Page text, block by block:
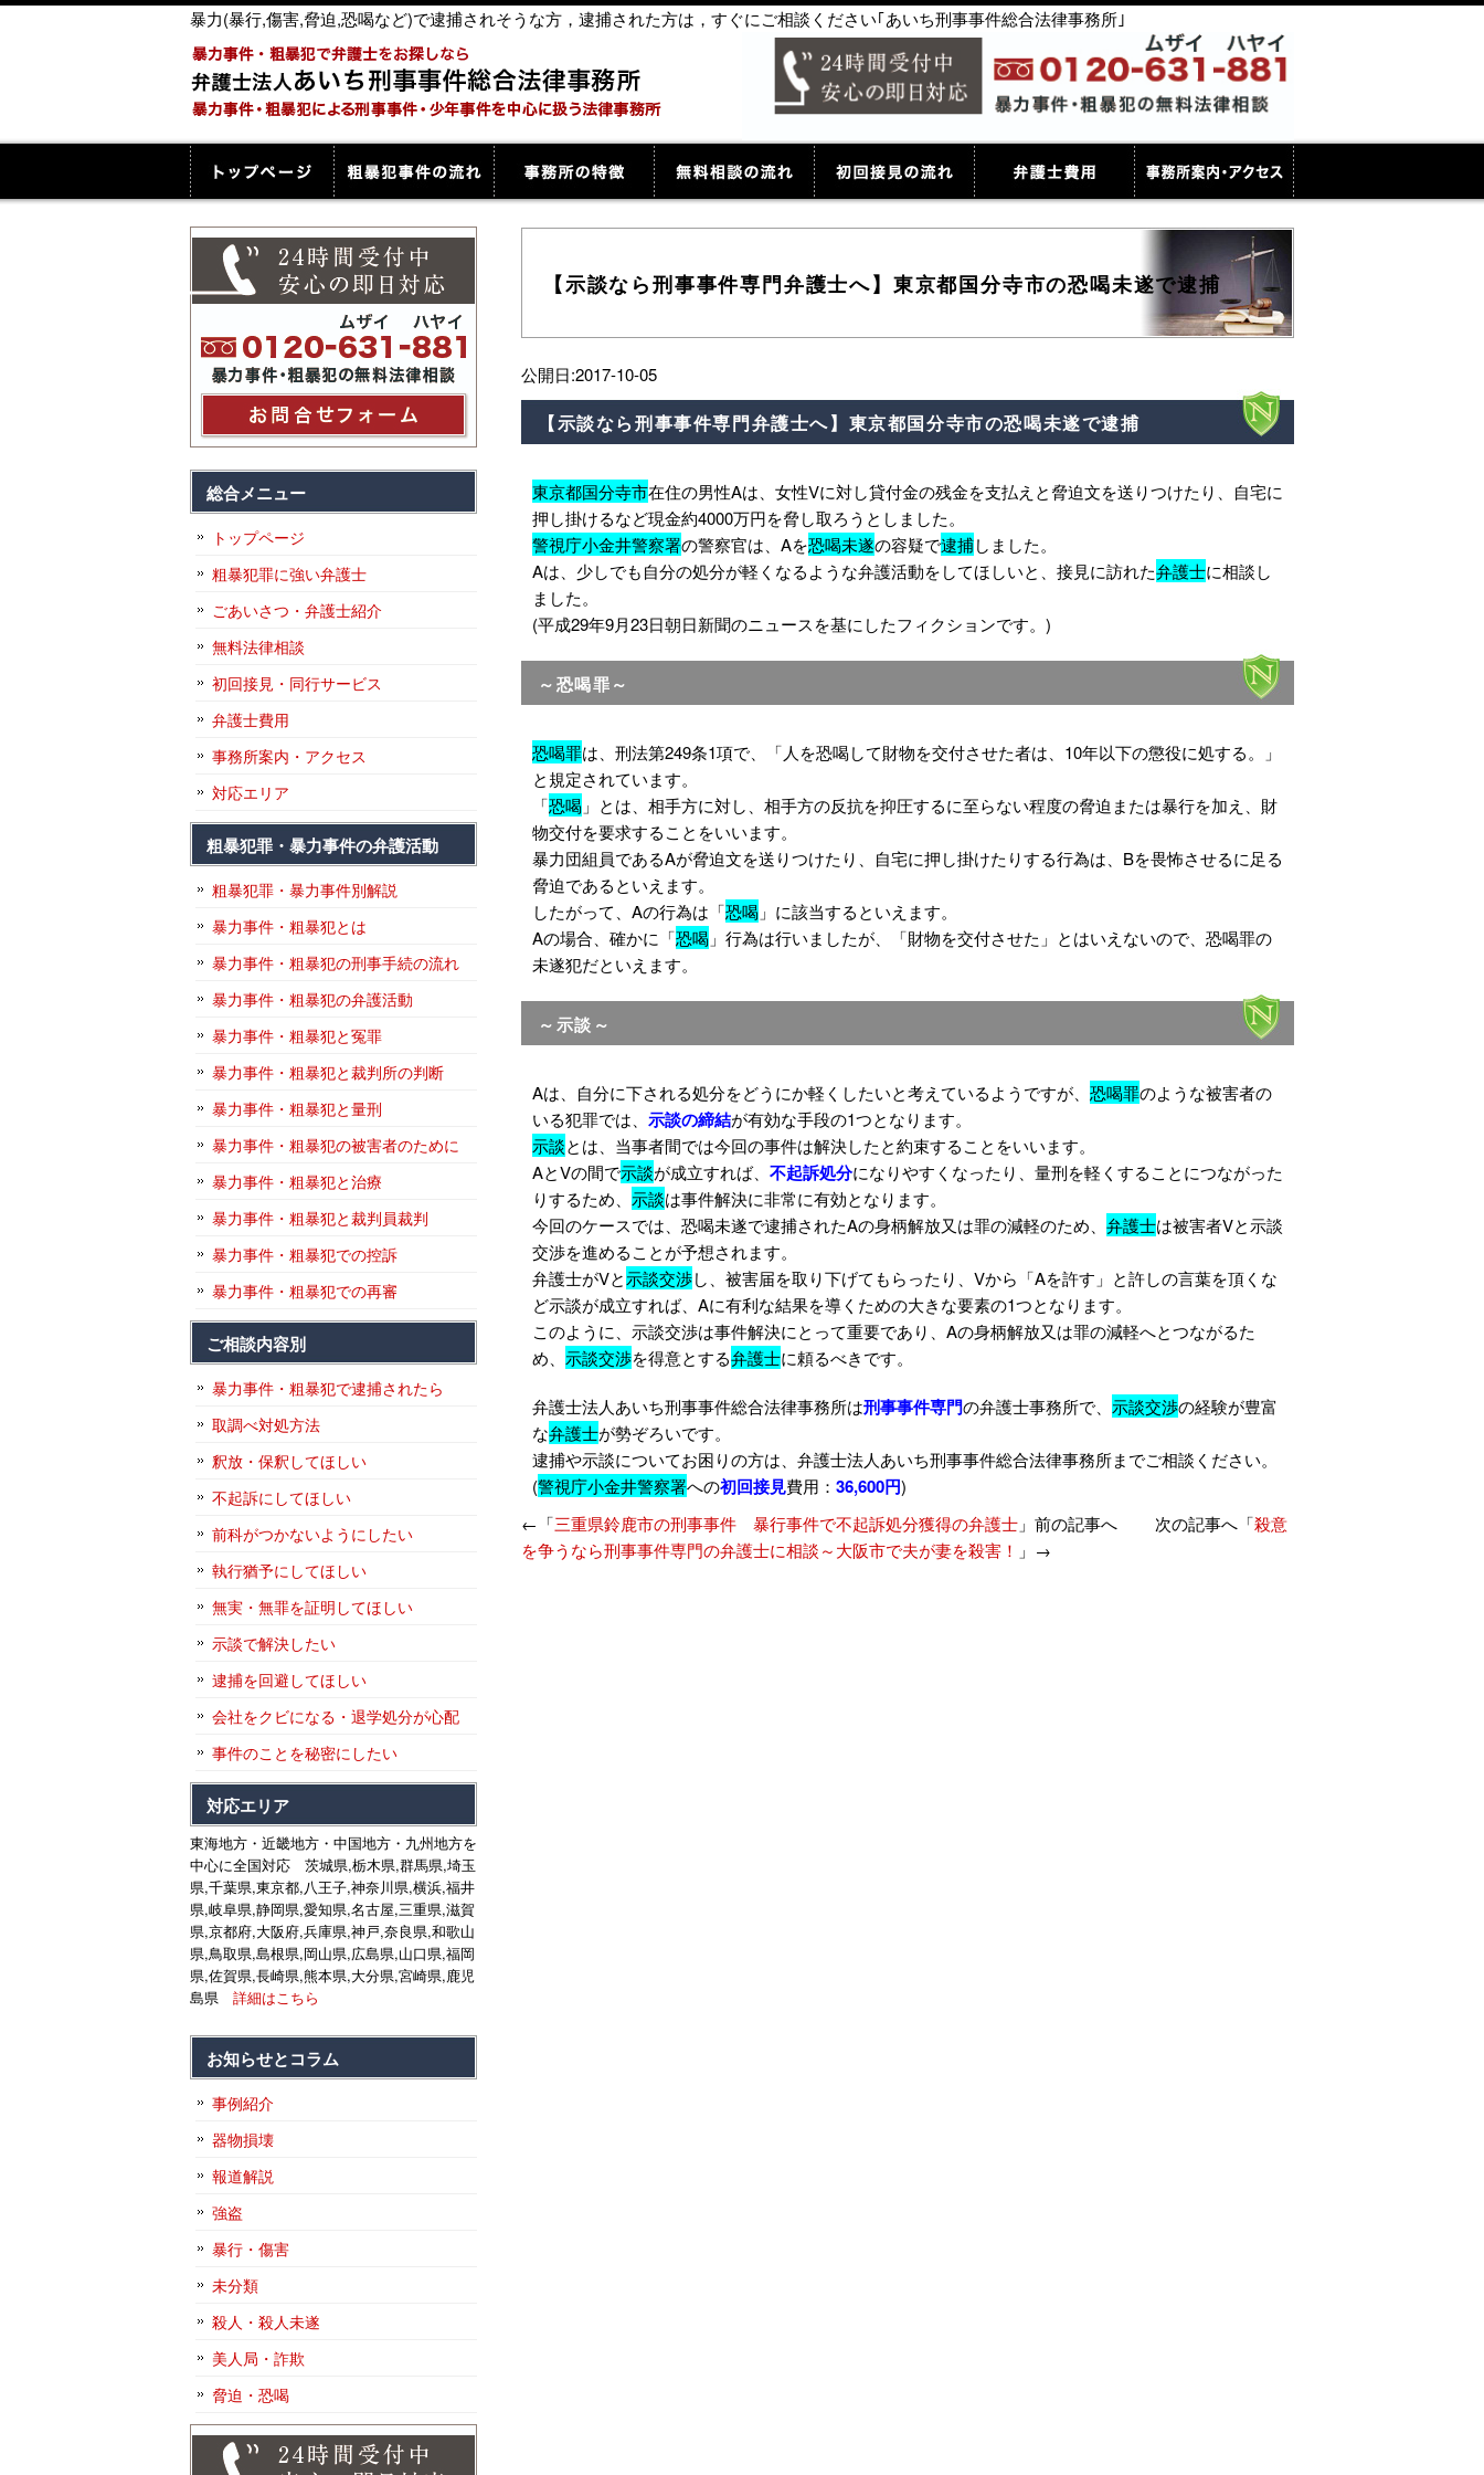
暴力(暴行,傷害,脅迫,恐喝など)で逮捕されそうな方，逮捕された方は，すぐにご相談ください｢あいち刑事事件総合法律事務所｣
【示談なら刑事事件専門弁護士へ】東京都国分寺市の恐喝未遂で逮捕
公開日:2017-10-05
【示談なら刑事事件専門弁護士へ】東京都国分寺市の恐喝未遂で逮捕
東京都国分寺市在住の男性Aは、女性Vに対し貸付金の残金を支払えと脅迫文を送りつけたり、自宅に
押し掛けるなど現金約4000万円を脅し取ろうとしました。
警視庁小金井警察署の警察官は、Aを恐喝未遂の容疑で逮捕しました。
Aは、少しでも自分の処分が軽くなるような弁護活動をしてほしいと、接見に訪れた弁護士に相談し
ました。
(平成29年9月23日朝日新聞のニュースを基にしたフィクションです。)
～恐喝罪～
恐喝罪は、刑法第249条1項で、「人を恐喝して財物を交付させた者は、10年以下の懲役に処する。」
と規定されています。
「恐喝 」とは、相手方に対し、相手方の反抗を抑圧するに至らない程度の脅迫または暴行を加え、財
物交付を要求することをいいます。
暴力団組員であるAが脅迫文を送りつけたり、自宅に押し掛けたりする行為は、Bを畏怖させるに足る
脅迫であるといえます。
したがって、Aの行為は「恐喝 」に該当するといえます。
Aの場合、確かに「恐喝 」行為は行いましたが、「財物を交付させた」とはいえないので、恐喝罪の
未遂犯だといえます。
～示談～
Aは、自分に下される処分をどうにか軽くしたいと考えているようですが、 恐喝罪のような被害者の
いる犯罪では、 示談の締結が有効な手段の1つとなります。
示談とは、当事者間では今回の事件は解決したと約束することをいいます。
AとVの間で示談が成立すれば、 不起訴処分になりやすくなったり、量刑を軽くすることにつながった
りするため、 示談は事件解決に非常に有効となります。
今回のケースでは、恐喝未遂で逮捕されたAの身柄解放又は罪の減軽のため、 弁護士は被害者Vと示談
交渉を進めることが予想されます。
弁護士がVと示談交渉し、被害届を取り下げてもらったり、Vから「Aを許す」と許しの言葉を頂くな
ど示談が成立すれば、Aに有利な結果を導くための大きな要素の1つとなります。
このように、示談交渉は事件解決にとって重要であり、Aの身柄解放又は罪の減軽へとつながるた
め、 示談交渉を得意とする弁護士に頼るべきです。
弁護士法人あいち刑事事件総合法律事務所は刑事事件専門の弁護士事務所で、 示談交渉の経験が豊富
な弁護士が勢ぞろいです。
逮捕や示談についてお困りの方は、弁護士法人あいち刑事事件総合法律事務所までご相談ください。
(警視庁小金井警察署への初回接見費用： 36,600円)
←「三重県鈴鹿市の刑事事件 暴行事件で不起訴処分獲得の弁護士 」前の記事へ 次の記事へ「殺意
を争うなら刑事事件専門の弁護士に相談～大阪市で夫が妻を殺害！ 」→
総合メニュー
トップページ
粗暴犯罪に強い弁護士
ごあいさつ・弁護士紹介
無料法律相談
初回接見・同行サービス
弁護士費用
事務所案内・アクセス
対応エリア
粗暴犯罪・暴力事件の弁護活動
粗暴犯罪・暴力事件別解説
暴力事件・粗暴犯とは
暴力事件・粗暴犯の刑事手続の流れ
暴力事件・粗暴犯の弁護活動
暴力事件・粗暴犯と冤罪
暴力事件・粗暴犯と裁判所の判断
暴力事件・粗暴犯と量刑
暴力事件・粗暴犯の被害者のために
暴力事件・粗暴犯と治療
暴力事件・粗暴犯と裁判員裁判
暴力事件・粗暴犯での控訴
暴力事件・粗暴犯での再審
ご相談内容別
暴力事件・粗暴犯で逮捕されたら
取調べ対処方法
釈放・保釈してほしい
不起訴にしてほしい
前科がつかないようにしたい
執行猶予にしてほしい
無実・無罪を証明してほしい
示談で解決したい
逮捕を回避してほしい
会社をクビになる・退学処分が心配
事件のことを秘密にしたい
対応エリア
東海地方・近畿地方・中国地方・九州地方を
中心に全国対応 茨城県,栃木県,群馬県,埼玉
県,千葉県,東京都,八王子,神奈川県,横浜,福井
県,岐阜県,静岡県,愛知県,名古屋,三重県,滋賀
県,京都府,大阪府,兵庫県,神戸,奈良県,和歌山
県,鳥取県,島根県,岡山県,広島県,山口県,福岡
県,佐賀県,長崎県,熊本県,大分県,宮崎県,鹿児
島県 詳細はこちら
お知らせとコラム
事例紹介
器物損壊
報道解説
強盗
暴行・傷害
未分類
殺人・殺人未遂
美人局・詐欺
脅迫・恐喝